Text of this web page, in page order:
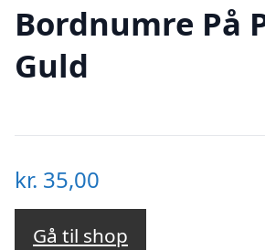
Bordnumre På
Guld
kr. 35,00
Gå til shop